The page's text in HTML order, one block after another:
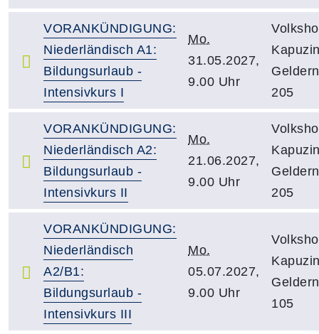
VORANKÜNDIGUNG:
Niederländisch A1:
Bildungsurlaub -
Intensivkurs I
Mo.
31.05.2027,
9.00 Uhr
205
VORANKÜNDIGUNG:
Niederländisch A2:
Bildungsurlaub -
Intensivkurs II
Mo.
21.06.2027,
9.00 Uhr
205
VORANKÜNDIGUNG:
Niederländisch
A2/B1:
Bildungsurlaub -
Intensivkurs III
Mo.
05.07.2027,
9.00 Uhr
105